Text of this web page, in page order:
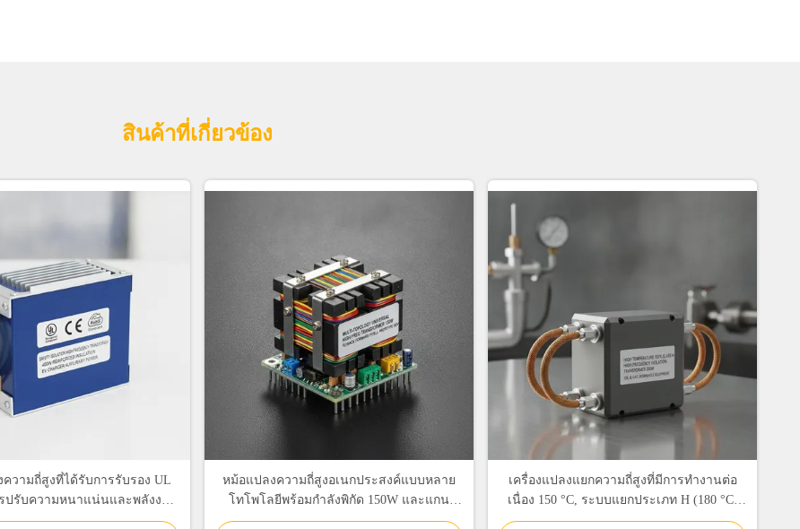
สินค้าที่เกี่ยวข้อง
ความถี่สูงที่ได้รับการรับรอง UL
ปรับความหนาแน่นและพลังงาน
สําหรับเครื่องชาร์จ EV
หม้อแปลงความถี่สูงอเนกประสงค์แบบหลาย
โทโพโลยีพร้อมกำลังพิกัด 150W และแกน
เฟอร์ไรต์ PC40
เครื่องแปลงแยกความถี่สูงที่มีการทํางานต่อ
เนื่อง 150 °C, ระบบแยกประเภท H (180 °C)
และระยะแยก 3000VAC สําหรับอุปกรณ์หลุม